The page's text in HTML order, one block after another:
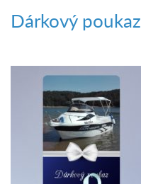
Dárkový poukaz